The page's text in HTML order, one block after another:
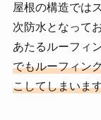
屋根の構造では
次防水となって
あたるルーフィ
でもルーフィン
こしてしまいま